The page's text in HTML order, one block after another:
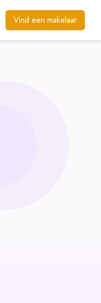
Vind een makelaar